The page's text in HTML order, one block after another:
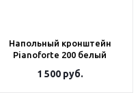
Напольный кронштейн
Pianoforte 200 белый
1 500руб.